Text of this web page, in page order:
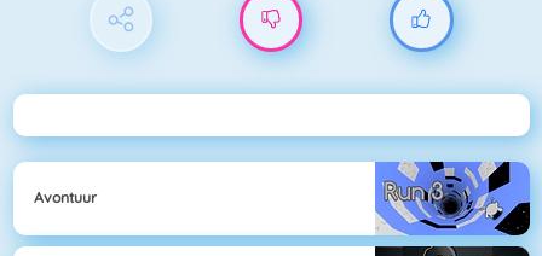
Avontuur